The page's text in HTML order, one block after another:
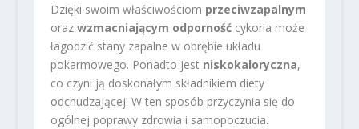
Dzięki swoim właściwościom przeciwzapalnym
oraz wzmacniającym odpornośćcykoria może
łagodzić stany zapalne w obrębie układu
pokarmowego. Ponadto jest niskokaloryczna,
co czyni ją doskonałym składnikiem diety
odchudzającej. W ten sposób przyczynia się do
ogólnej poprawy zdrowia i samopoczucia.